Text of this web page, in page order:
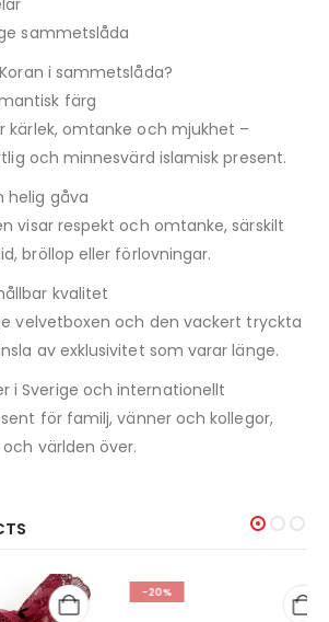
sammetslåda
i sammetslåda?
färg
kärlek, omtanke och mjukhet –
och minnesvärd islamisk present.
helig gåva
visar respekt och omtanke, särskilt
bröllop eller förlovningar.
kvalitet
velvetboxen och den vackert tryckta
av exklusivitet som varar länge.
i Sverige och internationellt
för familj, vänner och kollegor,
världen över.
-20%